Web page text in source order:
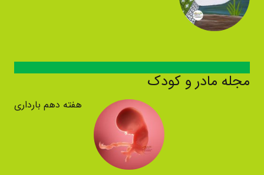
مجله مادر و کودک
هفته دهم بارداری